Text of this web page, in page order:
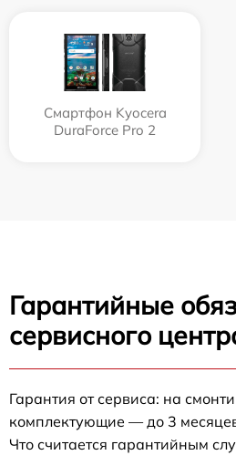
Смартфон Kyocera
DuraForce Pro 2
Гарантийные
сервисного
Гарантия от сервиса: на
комплектующие — до 3
Что считается гарантийным